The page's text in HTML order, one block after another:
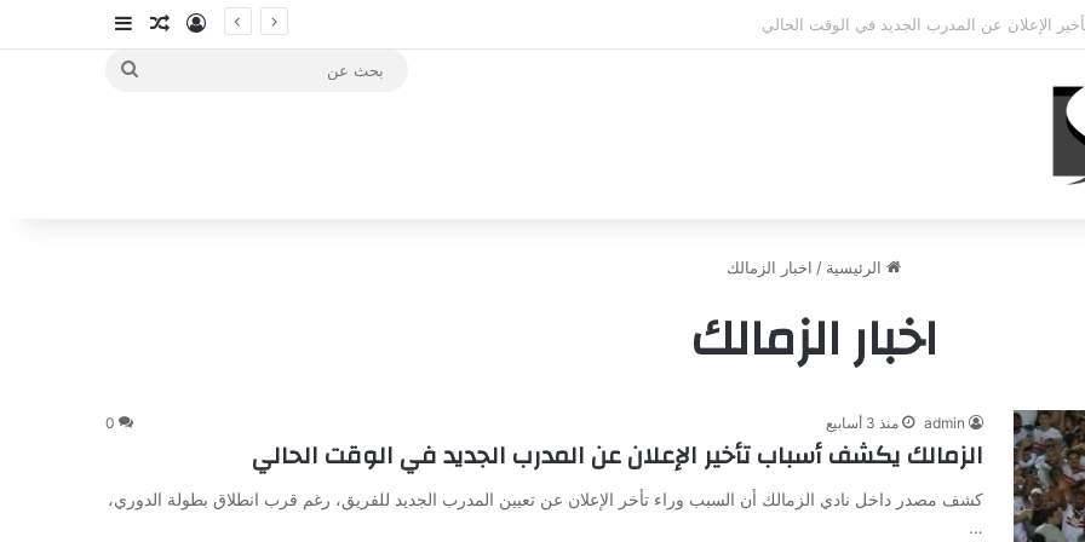
يؤكد استمرار اللاعب مع الوكرة والعودة لمصر قرار ثانوي تسجيل الدخول
مقال عشوائي
إضافة عمود
بحث
الرئيسية / اخبار الزمالك
اخبار الزمالك
admin منذ 3 أسابيع 0
الزمالك يكشف أسباب تأخير الإعلان عن المدرب الجديد في الوقت الحالي
كشف مصدر داخل نادي الزمالك أن السبب وراء تأخر الإعلان عن تعيين المدرب الجديد للفريق، رغم قرب انطلاق بطولة الدوري،
…